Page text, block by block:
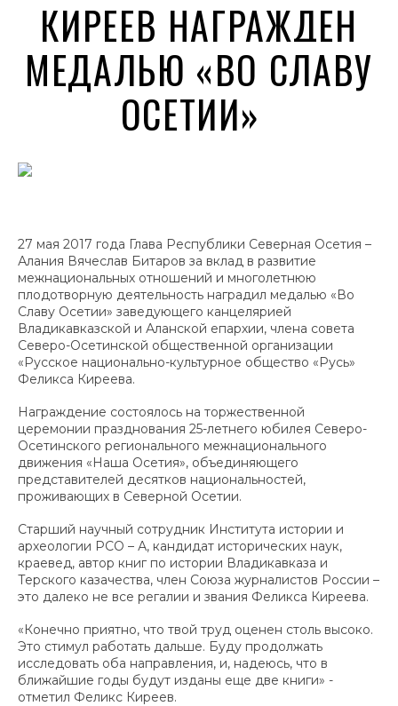
КИРЕЕВ НАГРАЖДЕН
МЕДАЛЬЮ «ВО СЛАВУ
ОСЕТИИ»
27 мая 2017 года Глава Республики Северная Осетия –
Алания Вячеслав Битаров за вклад в развитие
межнациональных отношений и многолетнюю
плодотворную деятельность наградил медалью «Во
Славу Осетии» заведующего канцелярией
Владикавказской и Аланской епархии, члена совета
Северо-Осетинской общественной организации
«Русское национально-культурное общество «Русь»
Феликса Киреева.
Награждение состоялось на торжественной
церемонии празднования 25-летнего юбилея Северо-
Осетинского регионального межнационального
движения «Наша Осетия», объединяющего
представителей десятков национальностей,
проживающих в Северной Осетии.
Старший научный сотрудник Института истории и
археологии РСО – А, кандидат исторических наук,
краевед, автор книг по истории Владикавказа и
Терского казачества, член Союза журналистов России –
это далеко не все регалии и звания Феликса Киреева.
«Конечно приятно, что твой труд оценен столь высоко.
Это стимул работать дальше. Буду продолжать
исследовать оба направления, и, надеюсь, что в
ближайшие годы будут изданы еще две книги» -
отметил Феликс Киреев.